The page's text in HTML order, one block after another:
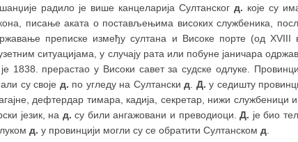
радило је више канцеларија Султанског д. које су
писање аката о постављењима високих службеника,
преписке између султана и Високе порте (од
ситуацијама, у случају рата или побуне јаничара
је 1838. прерастао у Високи савет за судске одлуке.
су своје д. по угледу на Султанскид. Д. у седишту
дефтердар тимара, кадија, секретар, нижи
језик, на д. су били ангажовани и преводиоци.Д. је био
д. у провинцији могли су се обратити Султанском д.